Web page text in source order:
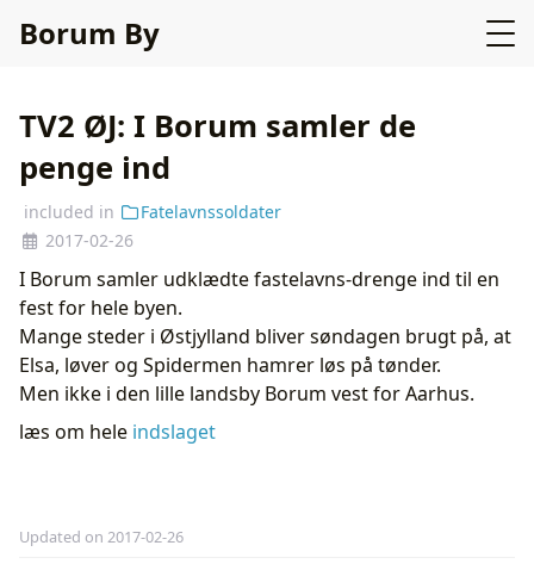
Borum By
TV2 ØJ: I Borum samler de
penge ind
included in
Fatelavnssoldater
2017-02-26
I Borum samler udklædte fastelavns-drenge ind til en
fest for hele byen.
Mange steder i Østjylland bliver søndagen brugt på, at
Elsa, løver og Spidermen hamrer løs på tønder.
Men ikke i den lille landsby Borum vest for Aarhus.
læs om hele indslaget
Updated on 2017-02-26